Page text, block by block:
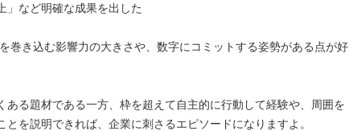
」など明確な成果を出した
巻き込む影響力の大きさや、数字にコミットする姿勢がある点が好
ある題材である一方、枠を超えて自主的に行動して経験や、周囲を
とを説明できれば、企業に刺さるエピソードになりますよ。